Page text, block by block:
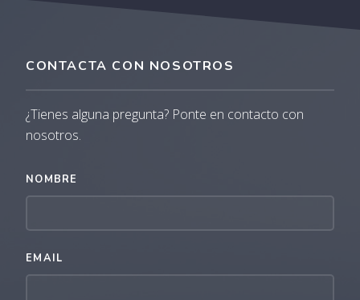
CONTACTA CON NOSOTROS
¿Tienes alguna pregunta? Ponte en contacto con
nosotros.
NOMBRE
EMAIL